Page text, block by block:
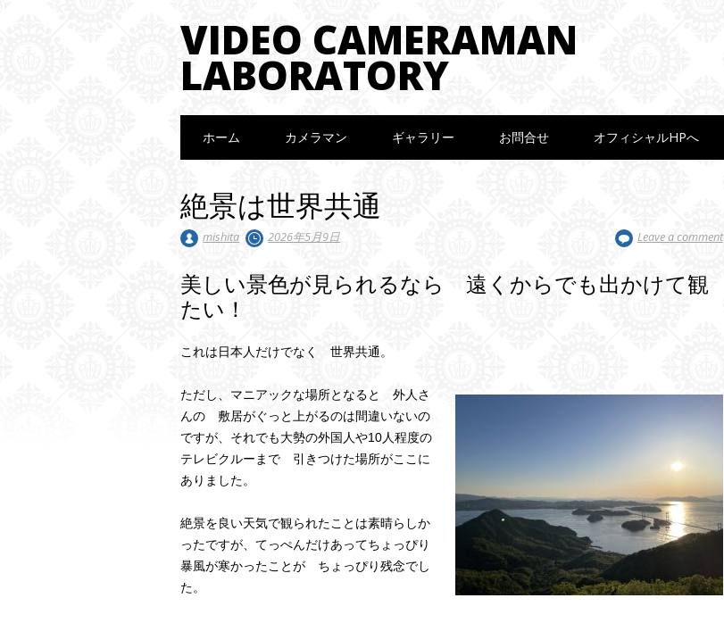
VIDEO CAMERAMAN
LABORATORY
Main menu
ホーム カメラマン ギャラリー お問合せ オフィシャルHPへ
絶景は世界共通
mishita 2026年5月9日 Leave a comment
美しい景色が見られるなら 遠くからでも出かけて観
たい！
これは日本人だけでなく 世界共通。
ただし、マニアックな場所となると 外人さ
んの 敷居がぐっと上がるのは間違いないの
ですが、それでも大勢の外国人や10人程度の
テレビクルーまで 引きつけた場所がここに
ありました。
絶景を良い天気で観られたことは素晴らしか
ったですが、てっぺんだけあってちょっぴり
暴風が寒かったことが ちょっぴり残念でし
た。